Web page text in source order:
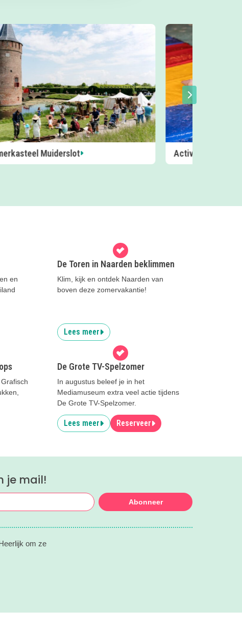
in het zwembad in Blaricum ZomerLab op
en
De Toren in Naarden beklimmen
Klim, kijk en ontdek Naarden van
boven deze zomervakantie!
Lees meer
De Grote TV-Spelzomer
In augustus beleef je in het
Mediamuseum extra veel actie tijdens
De Grote TV-Spelzomer.
Lees meer Reserveer
je mail!
Abonneer
om ze